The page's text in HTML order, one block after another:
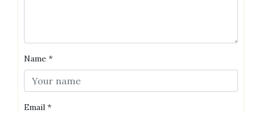
Name *
Email *